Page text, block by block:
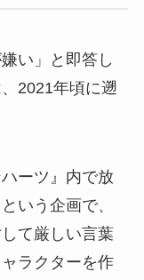
い」と即答し
2021年頃に遡
ーツ』内で放
いう企画で、
て厳しい言葉
ラクターを作